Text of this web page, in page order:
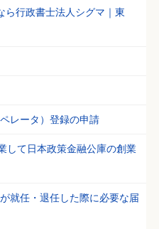
ら行政書士法人シグマ｜東
レータ）登録の申請
して日本政策金融公庫の創業
就任・退任した際に必要な届